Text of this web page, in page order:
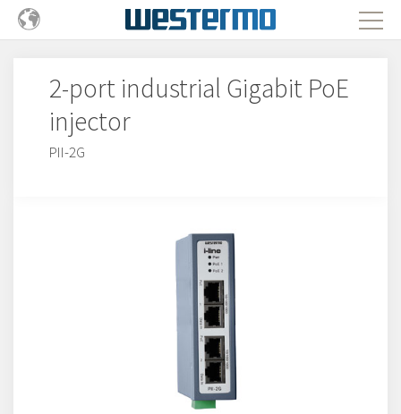
2-port industrial Gigabit PoE
injector
PII-2G